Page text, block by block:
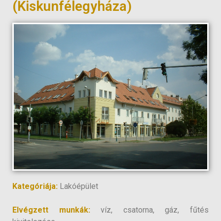
(Kiskunfélegyháza)
Kategóriája: Lakóépület
Elvégzett munkák:víz, csatorna, gáz, fűtés